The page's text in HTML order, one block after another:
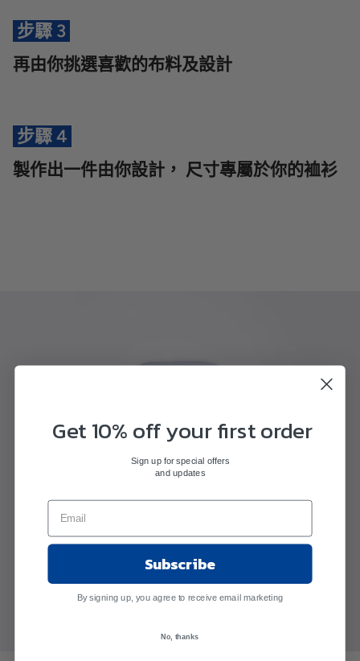
步驟 3
再由你挑選喜歡的布料及設計
步驟 4
製作出一件由你設計， 尺寸專屬於你的裇衫
Get 10% off your first order
Sign up for special offers
and updates
Subscribe
By signing up, you agree to receive email marketing
No, thanks